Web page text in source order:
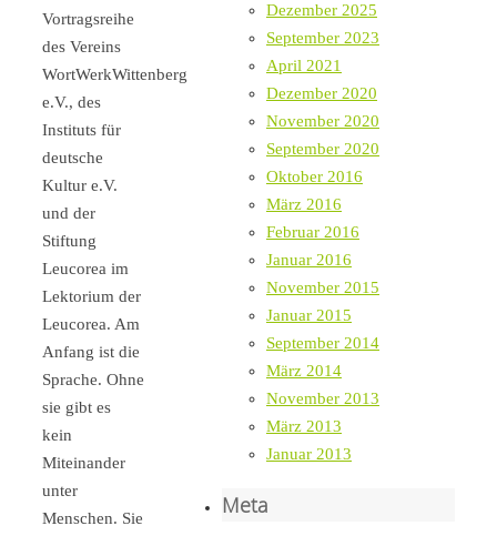
Vortragsreihe
des Vereins
WortWerkWittenberg
e.V., des
Instituts für
deutsche
Kultur e.V.
und der
Stiftung
Leucorea im
Lektorium der
Leucorea. Am
Anfang ist die
Sprache. Ohne
sie gibt es
kein
Miteinander
unter
Menschen. Sie
Dezember 2025
September 2023
April 2021
Dezember 2020
November 2020
September 2020
Oktober 2016
März 2016
Februar 2016
Januar 2016
November 2015
Januar 2015
September 2014
März 2014
November 2013
März 2013
Januar 2013
Meta